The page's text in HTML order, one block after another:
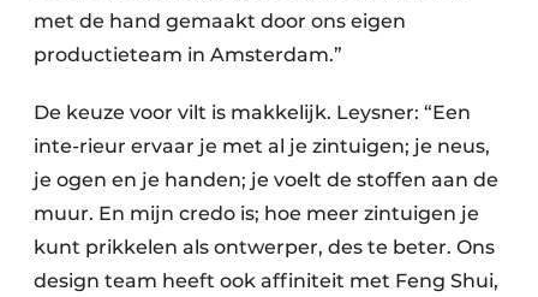
met de hand gemaakt door ons eigen
productieteam in Amsterdam.”
De keuze voor vilt is makkelijk. Leysner: “Een
inte-rieur ervaar je met al je zintuigen; je neus,
je ogen en je handen; je voelt de stoffen aan de
muur. En mijn credo is; hoe meer zintuigen je
kunt prikkelen als ontwerper, des te beter. Ons
design team heeft ook affiniteit met Feng Shui,